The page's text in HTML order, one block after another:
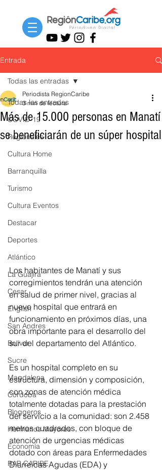
Entrada
Todas las entradas
COVID-19
Regionales
Cultura Home
Barranquilla
Turismo
Cultura Eventos
Destacar
Deportes
Atlántico
La Guajira
Cesar
English
San Andres
Bolívar
Sucre
Magdalena
Córdoba
Bloggeros
Hermanos Mayores
Economía
RAP CARIBE
Todas las entradas
Más de 15.000 personas en Manatí
se beneficiarán de un súper hospital
Periodista RegionCaribe
3 min de lectura
Los habitantes de Manatí y sus
corregimientos tendrán una atención
en salud de primer nivel, gracias al
nuevo hospital que entrará en
funcionamiento en próximos días, una
obra importante para el desarrollo del
sur del departamento del Atlántico.
Es un hospital completo en su
estructura, dimensión y composición,
con zonas de atención médica
totalmente dotadas para la prestación
del servicio a la comunidad: son 2.458
metros cuadrados, con bloque de
atención de urgencias médicas
dotado con áreas para Enfermedades
Diarreicas Agudas (EDA) y